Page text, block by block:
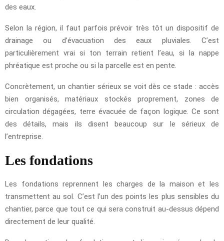
des eaux.
Selon la région, il faut parfois prévoir très tôt un dispositif de
drainage ou d’évacuation des eaux pluviales. C’est
particulièrement vrai si ton terrain retient l’eau, si la nappe
phréatique est proche ou si la parcelle est en pente.
Concrètement, un chantier sérieux se voit dès ce stade : accès
bien organisés, matériaux stockés proprement, zones de
circulation dégagées, terre évacuée de façon logique. Ce sont
des détails, mais ils disent beaucoup sur le sérieux de
l’entreprise.
Les fondations
Les fondations reprennent les charges de la maison et les
transmettent au sol. C’est l’un des points les plus sensibles du
chantier, parce que tout ce qui sera construit au-dessus dépend
directement de leur qualité.